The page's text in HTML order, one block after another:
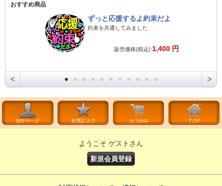
おすすめ商品
ずっと応援するよ約束だよ
約束を共通してみました
販売価格(税込):1,400 円
< >
ようこそ ゲストさん
新規会員登録